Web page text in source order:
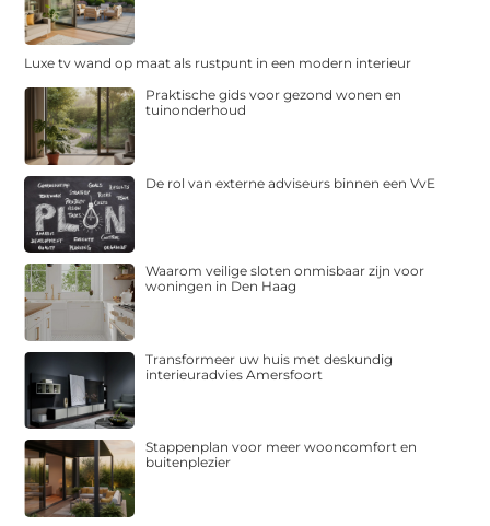
Luxe tv wand op maat als rustpunt in een modern interieur
Praktische gids voor gezond wonen en
tuinonderhoud
De rol van externe adviseurs binnen een VvE
Waarom veilige sloten onmisbaar zijn voor
woningen in Den Haag
Transformeer uw huis met deskundig
interieuradvies Amersfoort
Stappenplan voor meer wooncomfort en
buitenplezier